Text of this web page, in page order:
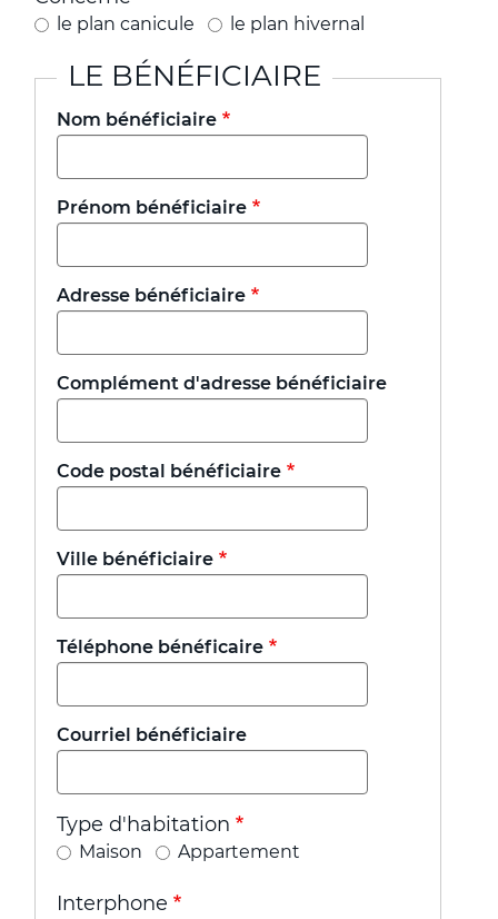
le plan canicule le plan hivernal
LE BÉNÉFICIAIRE
Nom bénéficiaire
Prénom bénéficiaire
Adresse bénéficiaire
Complément d'adresse bénéficiaire
Code postal bénéficiaire
Ville bénéficiaire
Téléphone bénéficaire
Courriel bénéficiaire
Type d'habitation
Maison Appartement
Interphone